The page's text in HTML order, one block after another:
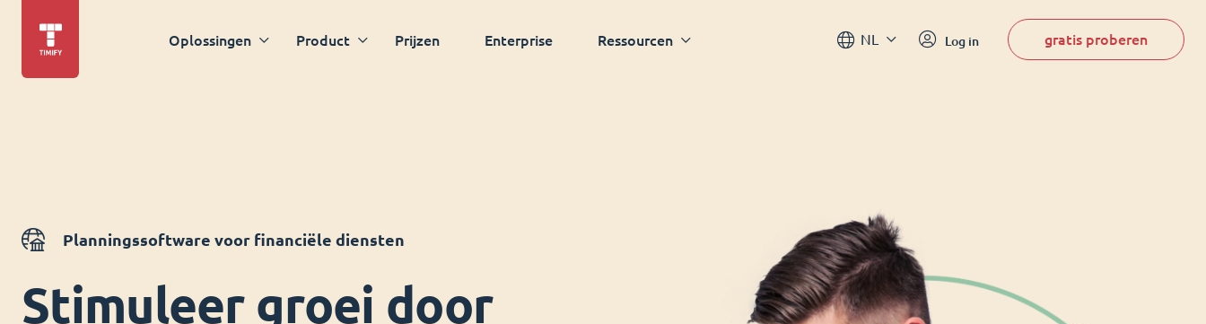
Oplossingen Product Prijzen Enterprise Ressourcen NL Log in gratis proberen
Planningssoftware voor financiële diensten
Stimuleer groei door